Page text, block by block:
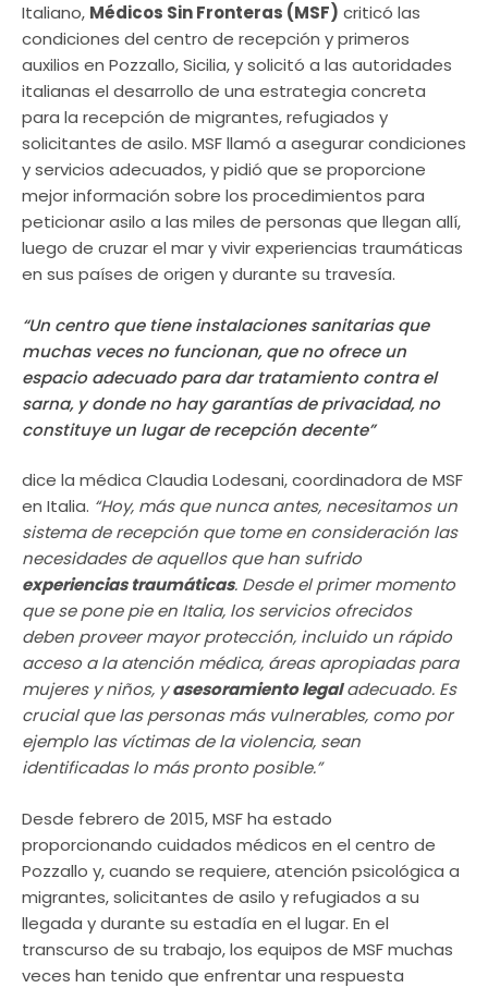
Italiano, Médicos Sin Fronteras (MSF) criticó las
condiciones del centro de recepción y primeros
auxilios en Pozzallo, Sicilia, y solicitó a las autoridades
italianas el desarrollo de una estrategia concreta
para la recepción de migrantes, refugiados y
solicitantes de asilo. MSF llamó a asegurar condiciones
y servicios adecuados, y pidió que se proporcione
mejor información sobre los procedimientos para
peticionar asilo a las miles de personas que llegan allí,
luego de cruzar el mar y vivir experiencias traumáticas
en sus países de origen y durante su travesía.
“Un centro que tiene instalaciones sanitarias que
muchas veces no funcionan, que no ofrece un
espacio adecuado para dar tratamiento contra el
sarna, y donde no hay garantías de privacidad, no
constituye un lugar de recepción decente”
dice la médica Claudia Lodesani, coordinadora de MSF
en Italia. “Hoy, más que nunca antes, necesitamos un
sistema de recepción que tome en consideración las
necesidades de aquellos que han sufrido
experiencias traumáticas. Desde el primer momento
que se pone pie en Italia, los servicios ofrecidos
deben proveer mayor protección, incluido un rápido
acceso a la atención médica, áreas apropiadas para
mujeres y niños, yasesoramiento legaladecuado. Es
crucial que las personas más vulnerables, como por
ejemplo las víctimas de la violencia, sean
identificadas lo más pronto posible.”
Desde febrero de 2015, MSF ha estado
proporcionando cuidados médicos en el centro de
Pozzallo y, cuando se requiere, atención psicológica a
migrantes, solicitantes de asilo y refugiados a su
llegada y durante su estadía en el lugar. En el
transcurso de su trabajo, los equipos de MSF muchas
veces han tenido que enfrentar una respuesta